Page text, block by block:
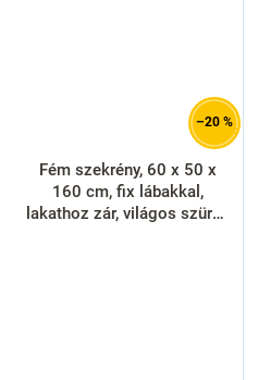
–20 %
Fém szekrény, 60 x 50 x
160 cm, fix lábakkal,
lakathoz zár, világos szürke